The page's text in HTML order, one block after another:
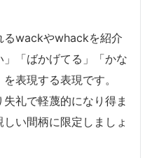
るwackやwhackを紹介
「ばかげてる」「かな
表現する表現です。
礼で軽蔑的になり得ま
い間柄に限定しましょ